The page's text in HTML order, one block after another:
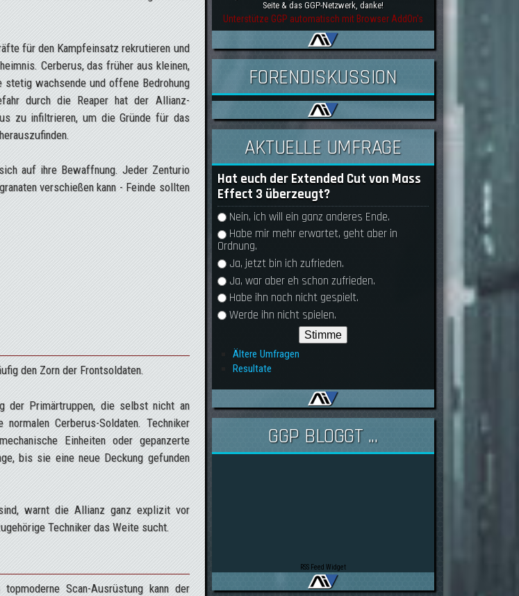
für den Kampfeinsatz rekrutieren und
Cerberus, das früher aus kleinen,
wachsende und offene Bedrohung
durch die Reaper hat der Allianz-
zu infiltrieren, um die Gründe für das
auf ihre Bewaffnung. Jeder Zenturio
verschießen kann - Feinde sollten
den Zorn der Frontsoldaten.
der Primärtruppen, die selbst nicht an
Cerberus-Soldaten. Techniker
Einheiten oder gepanzerte
bis sie eine neue Deckung gefunden
warnt die Allianz ganz explizit vor
Techniker das Weite sucht.
Scan-Ausrüstung kann der
Seite & das GGP-Netzwerk, danke!
Unterstütze GGP automatisch mit Browser AddOn's
FORENDISKUSSION
AKTUELLE UMFRAGE
Hat euch der Extended Cut von Mass
Effect 3 überzeugt?
Auswahlmöglichkeiten
Nein, ich will ein ganz anderes Ende.
Habe mir mehr erwartet, geht aber in
Ordnung.
Ja, jetzt bin ich zufrieden.
Ja, war aber eh schon zufrieden.
Habe ihn noch nicht gespielt.
Werde ihn nicht spielen.
Ältere Umfragen
Resultate
GGP BLOGGT ...
RSS Feed Widget